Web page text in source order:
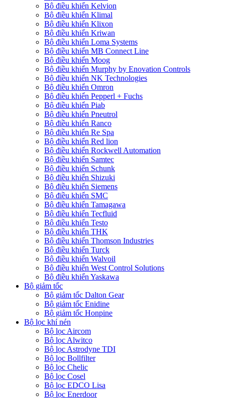
Bộ điều khiển Kelvion
Bộ điều khiển Klimal
Bộ điều khiển Klixon
Bộ điều khiển Kriwan
Bộ điều khiển Loma Systems
Bộ điều khiển MB Connect Line
Bộ điều khiển Moog
Bộ điều khiển Murphy by Enovation Controls
Bộ điều khiển NK Technologies
Bộ điều khiển Omron
Bộ điều khiển Pepperl + Fuchs
Bộ điều khiển Piab
Bộ điều khiển Pneutrol
Bộ điều khiển Ranco
Bộ điều khiển Re Spa
Bộ điều khiển Red lion
Bộ điều khiển Rockwell Automation
Bộ điều khiển Samtec
Bộ điều khiển Schunk
Bộ điều khiển Shizuki
Bộ điều khiển Siemens
Bộ điều khiển SMC
Bộ điều khiển Tamagawa
Bộ điều khiển Tecfluid
Bộ điều khiển Testo
Bộ điều khiển THK
Bộ điều khiển Thomson Industries
Bộ điều khiển Turck
Bộ điều khiển Walvoil
Bộ điều khiển West Control Solutions
Bộ điều khiển Yaskawa
Bộ giảm tốc
Bộ giảm tốc Dalton Gear
Bộ giảm tốc Enidine
Bộ giảm tốc Honpine
Bộ lọc khí nén
Bộ lọc Aircom
Bộ lọc Alwitco
Bộ lọc Astrodyne TDI
Bộ lọc Bollfilter
Bộ lọc Chelic
Bộ lọc Cosel
Bộ lọc EDCO Lisa
Bộ lọc Enerdoor